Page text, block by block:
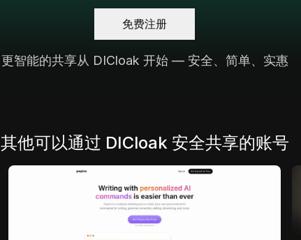
免费注册
更智能的共享从 DICloak 开始 — 安全、简单、实惠
其他可以通过 DICloak 安全共享的账号